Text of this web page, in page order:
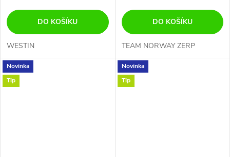
DO KOŠÍKU
WESTIN
DO KOŠÍKU
TEAM NORWAY ZERP
Novinka
Tip
Novinka
Tip